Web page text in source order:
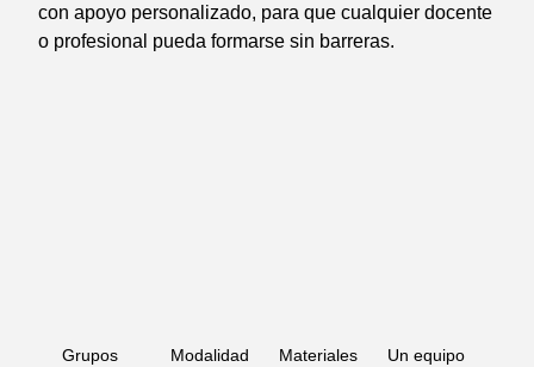
con apoyo personalizado, para que cualquier docente
o profesional pueda formarse sin barreras.
Grupos
Modalidad
Materiales
Un equipo